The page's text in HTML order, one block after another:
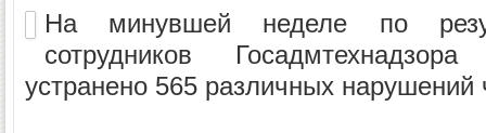
На минувшей неделе по
сотрудников
устранено 565 различных нарушений